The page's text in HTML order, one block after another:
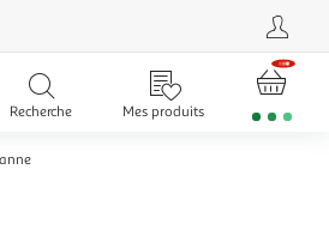
Recherche Mes produits